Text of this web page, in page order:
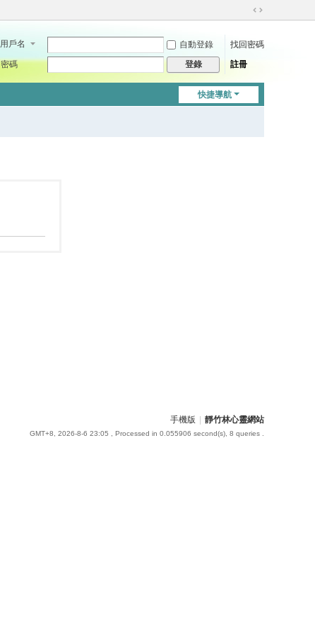
切
到
用戶名 自動登錄
找回密碼
密碼
登錄 註冊
快捷導航
手機版 靜竹林心靈網站
GMT+8, 2026-8-6 23:05 , Processed in 0.055906 second(s), 8 queries .